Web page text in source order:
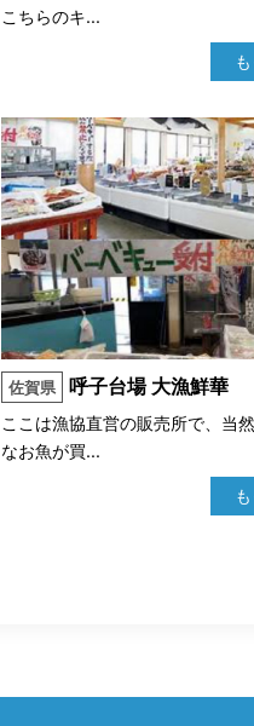
こちらのキ...
佐賀県 呼子台場 大漁鮮華
ここは漁協直営の販売所で、当
なお魚が買...